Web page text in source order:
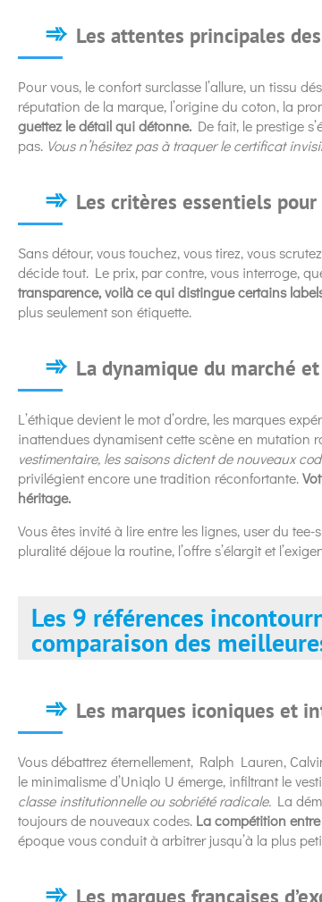
Les attentes principales
Pour vous, le confort surclasse l’allure, un tissu
réputation de la marque, l’origine du coton, la
guettez le détail qui détonne. De fait, le prestige
pas. Vous n’hésitez pas à traquer le certificat
Les critères essentiels
Sans détour, vous touchez, vous tirez, vous
décide tout. Le prix, par contre, vous interroge,
transparence, voilà ce qui distingue certains
plus seulement son étiquette.
La dynamique du marché
L’éthique devient le mot d’ordre, les marques
inattendues dynamisent cette scène en mutation
vestimentaire, les saisons dictent de nouveaux
privilégient encore une tradition réconfortante.
héritage.
Vous êtes invité à lire entre les lignes, user du
pluralité déjoue la routine, l’offre s’élargit et
Les 9 références
comparaison des
Les marques iconiques et
Vous débattrez éternellement, Ralph Lauren,
le minimalisme d’Uniqlo U émerge, infiltrant le
classe institutionnelle ou sobriété radicale. La
toujours de nouveaux codes. La compétition
époque vous conduit à arbitrer jusqu’à la plus
Les marques françaises